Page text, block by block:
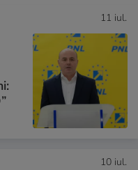
11 iul.
10 iul.